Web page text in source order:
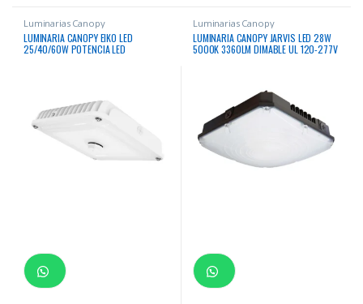
Luminarias Canopy
LUMINARIA CANOPY EIKO LED
25/40/60W POTENCIA LED
Luminarias Canopy
LUMINARIA CANOPY JARVIS LED 28W
5000K 3360LM DIMABLE UL 120-277V